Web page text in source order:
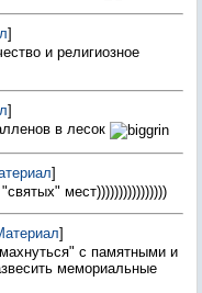
]
и религиозное
]
в лесок
]
мест))))))))))))))))
]
с памятными и
мемориальные